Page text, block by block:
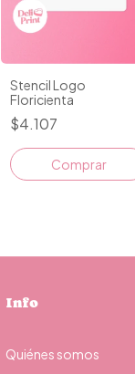
Stencil Logo
Floricienta
$4.107
Comprar
Info
Quiénes somos